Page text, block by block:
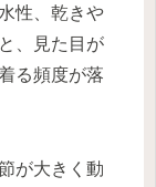
性、乾きや
、見た目が
る頻度が落
が大きく動